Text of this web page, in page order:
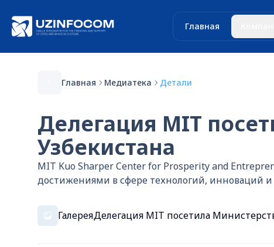
Главная
Главная Медиатека Детали
Делегация MIT
Узбекистана
MIT Kuo Sharper Center for Prosperity and
достижениями в сфере технологий, инноваций
ГалереяДелегация MIT посетила